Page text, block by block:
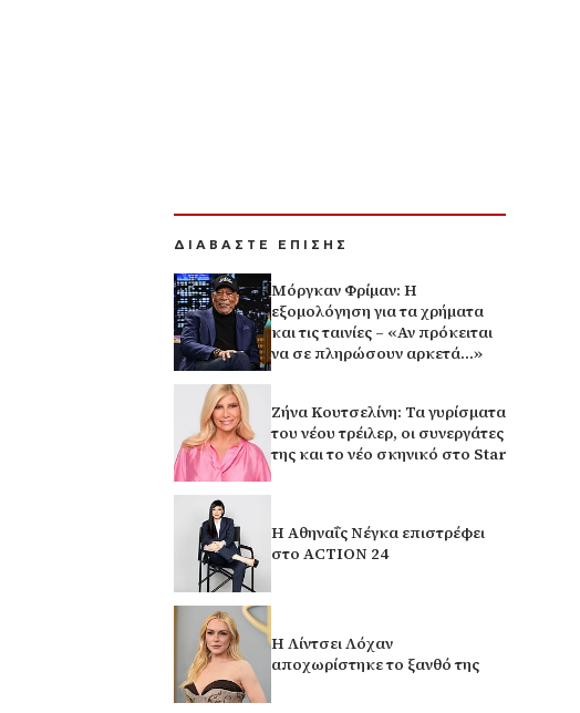
ΔΙΑΒΑΣΤΕ ΕΠΙΣΗΣ
Μόργκαν Φρίμαν: Η
εξομολόγηση για τα χρήματα
και τις ταινίες – «Αν πρόκειται
να σε πληρώσουν αρκετά…»
Ζήνα Κουτσελίνη: Τα γυρίσματα
του νέου τρέιλερ, οι συνεργάτες
της και το νέο σκηνικό στο Star
Η Αθηναΐς Νέγκα επιστρέφει
στο ACTION 24
Η Λίντσει Λόχαν
αποχωρίστηκε το ξανθό της